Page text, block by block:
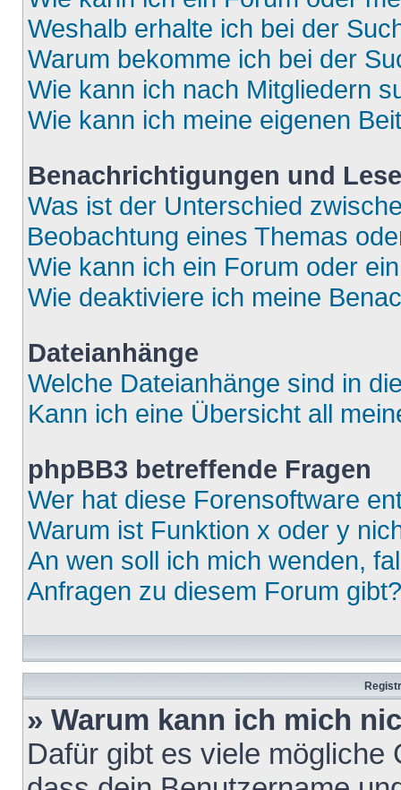
Weshalb erhalte ich bei der
Warum bekomme ich bei der
Wie kann ich nach Mitgliedern
Wie kann ich meine eigenen
Benachrichtigungen und
Was ist der Unterschied
Beobachtung eines Themas
Wie kann ich ein Forum oder
Wie deaktiviere ich meine
Dateianhänge
Welche Dateianhänge sind in
Kann ich eine Übersicht all
phpBB3 betreffende Fragen
Wer hat diese Forensoftware
Warum ist Funktion x oder y
An wen soll ich mich wenden,
Anfragen zu diesem Forum gibt?
» Warum kann ich mich
Dafür gibt es viele